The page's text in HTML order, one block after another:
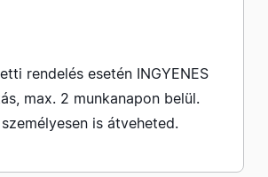
rendelés esetén INGYENES
max. 2 munkanapon belül.
is átveheted.